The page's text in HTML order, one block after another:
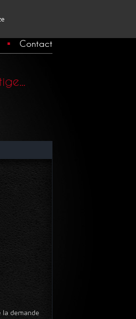
Contact
la demande